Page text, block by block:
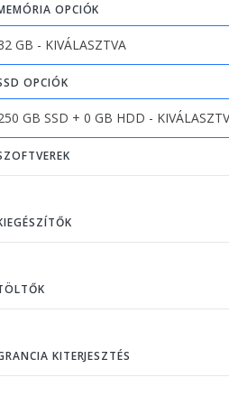
OPCIÓK
OPCIÓK
KITERJESZTÉS